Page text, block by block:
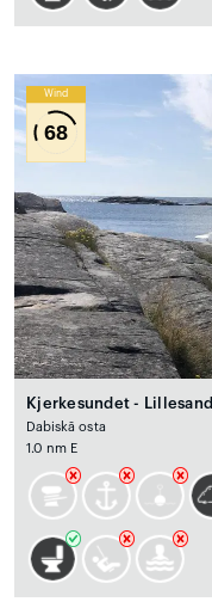
Wind
68
Kjerkesundet - Lillesand
Dabiskā osta
1.0 nm E